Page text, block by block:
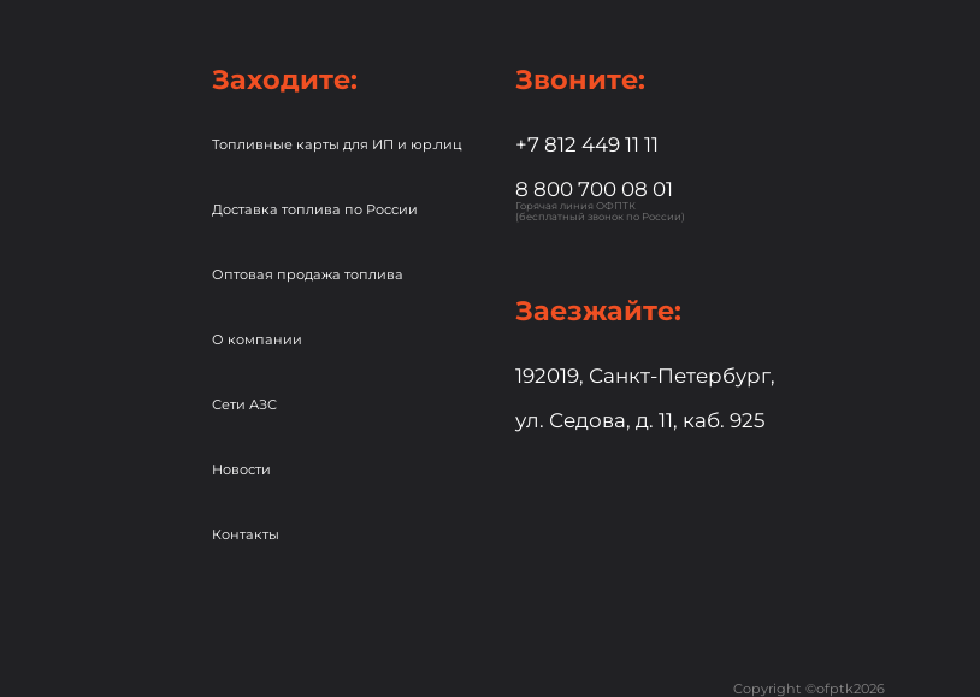
Заходите:
Топливные карты для ИП и юр.лиц
Доставка топлива по России
Оптовая продажа топлива
О компании
Сети АЗС
Новости
Контакты
Звоните:
+7 812 449 11 11
8 800 700 08 01
Горячая линия ОФПТК
(бесплатный звонок по России)
Заезжайте:
192019, Санкт-Петербург,
ул. Седова, д. 11, каб. 925
Copyright ©ofptk2026